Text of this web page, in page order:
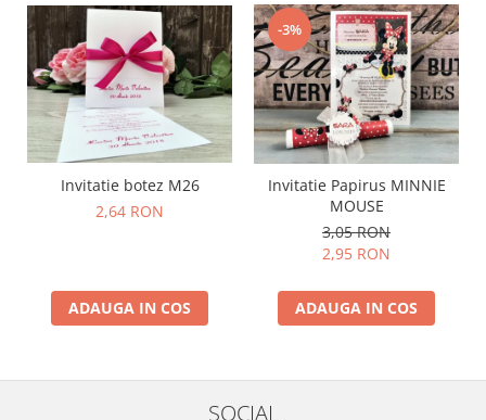
Invitatie botez M26
2,64 RON
ADAUGA IN COS
-3%
Invitatie Papirus MINNIE
MOUSE
3,05 RON
2,95 RON
ADAUGA IN COS
SOCIAL